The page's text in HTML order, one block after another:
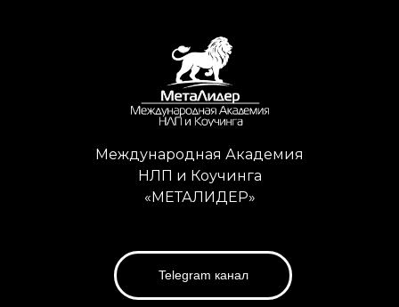
Telegram канал
Международная Академия
НЛП и Коучинга
«МЕТАЛИДЕР»